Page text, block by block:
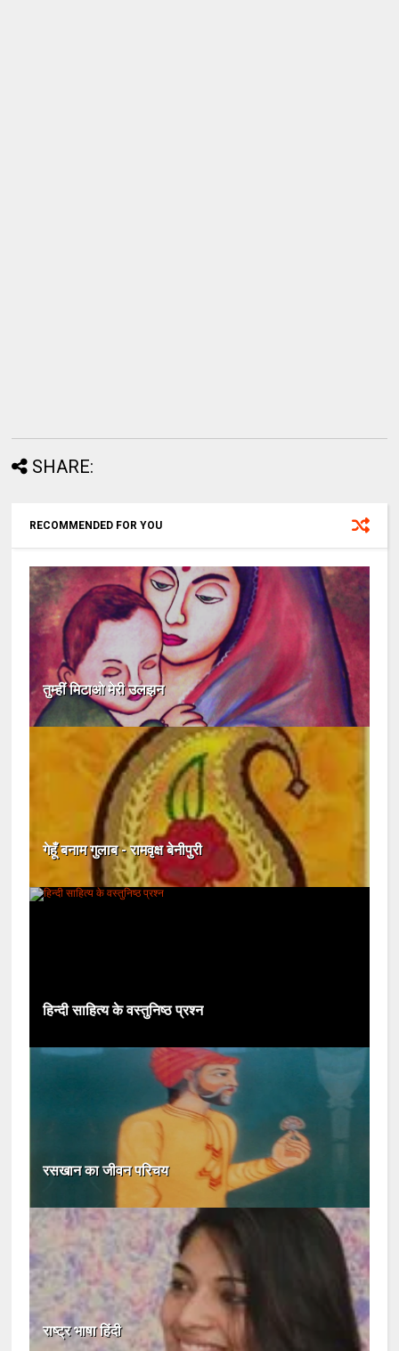
SHARE:
RECOMMENDED FOR YOU
तुम्हीं मिटाओ मेरी उलझन
गेहूँ बनाम गुलाब - रामवृक्ष बेनीपुरी
हिन्दी साहित्य के वस्तुनिष्ठ प्रश्न
रसखान का जीवन परिचय
राष्ट्र भाषा हिंदी